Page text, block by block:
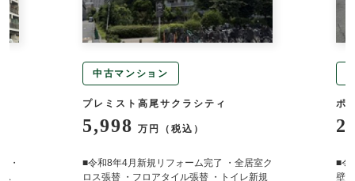
・
中古マンション
プレミスト高尾サクラシティ
5,998 万円（税込）
■令和8年4月新規リフォーム完了 ・全居室ク
ロス張替 ・フロアタイル張替 ・トイレ新規
ポ
■令
壁